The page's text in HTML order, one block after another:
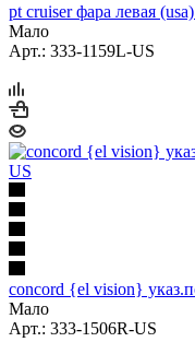
pt cruiser фара левая
Мало
Арт.: 333-1159L-US
concord {el vision}
Мало
Арт.: 333-1506R-US